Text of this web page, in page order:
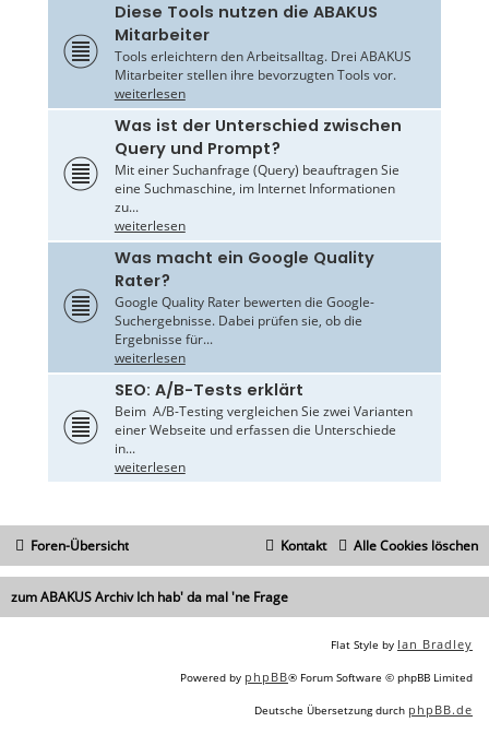
Diese Tools nutzen die ABAKUS
Mitarbeiter
Tools erleichtern den Arbeitsalltag. Drei ABAKUS
Mitarbeiter stellen ihre bevorzugten Tools vor.
weiterlesen
Was ist der Unterschied zwischen
Query und Prompt?
Mit einer Suchanfrage (Query) beauftragen Sie
eine Suchmaschine, im Internet Informationen
zu...
weiterlesen
Was macht ein Google Quality
Rater?
Google Quality Rater bewerten die Google-
Suchergebnisse. Dabei prüfen sie, ob die
Ergebnisse für...
weiterlesen
SEO: A/B-Tests erklärt
Beim A/B-Testing vergleichen Sie zwei Varianten
einer Webseite und erfassen die Unterschiede
in...
weiterlesen
Foren-Übersicht Alle Cookies löschen
Kontakt
zum ABAKUS Archiv Ich hab' da mal 'ne Frage
Flat Style by Ian Bradley
Powered by phpBB® Forum Software © phpBB Limited
Deutsche Übersetzung durch phpBB.de